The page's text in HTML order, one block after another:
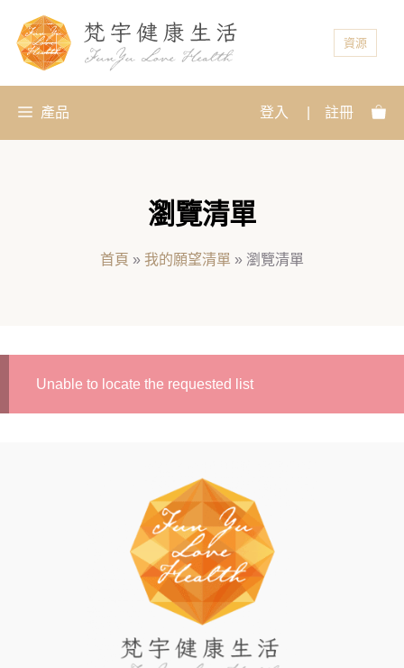
資源
產品 登入 註冊
瀏覽清單
首頁 » 我的願望清單 » 瀏覽清單
Unable to locate the requested list